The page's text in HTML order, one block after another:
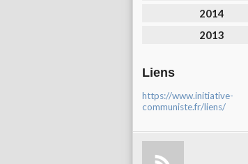
2014
2013
Liens
https://www.initiative-
communiste.fr/liens/